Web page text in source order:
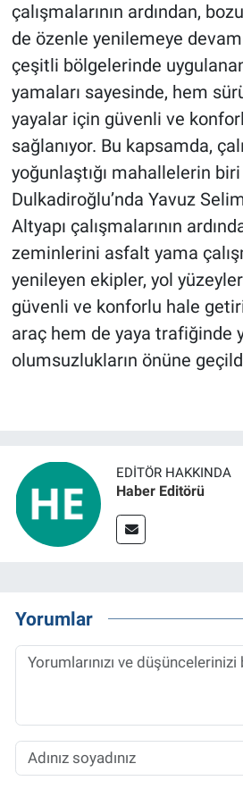
çalışmalarının ardından,
de özenle yenilemeye
çeşitli bölgelerinde
yamaları sayesinde, hem
yayalar için güvenli ve
sağlanıyor. Bu kapsamda,
yoğunlaştığı mahallelerin
Dulkadiroğlu’nda Yavuz
Altyapı çalışmalarının
zeminlerini asfalt yama
yenileyen ekipler, yol
güvenli ve konforlu hale
araç hem de yaya trafiğinde
olumsuzlukların önüne
EDITÖR HAKKINDA
Haber Editörü
Yorumlar
EĞİTİM
BİLİM VE TEKNOLOJİ
Güvenlik
Bölge